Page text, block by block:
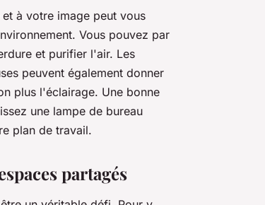
à votre image peut vous
Vous pouvez par
et purifier l'air. Les
peuvent également donner
plus l'éclairage. Une bonne
une lampe de bureau
plan de travail.
partagés